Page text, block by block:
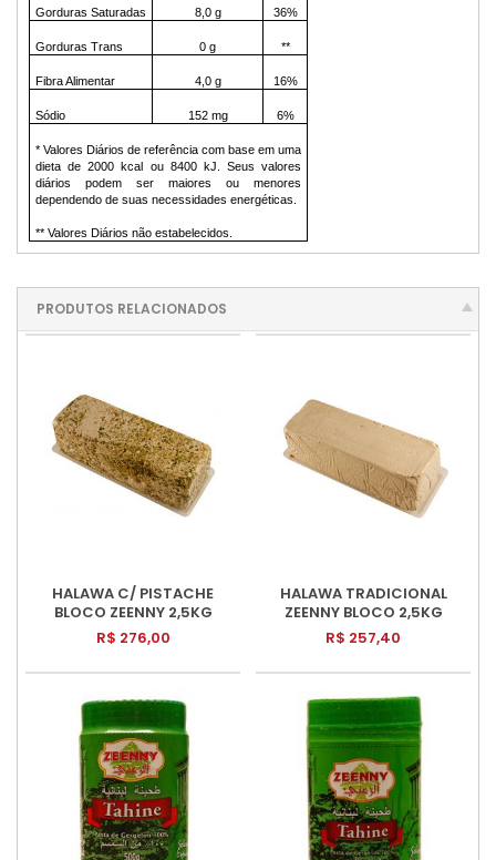
Gorduras Saturadas 8,0 g 36%
Gorduras Trans 0 g **
Fibra Alimentar 4,0 g 16%
Sódio 152 mg 6%
* Valores Diários de referência com base em uma
dieta de 2000 kcal ou 8400 kJ. Seus valores
diários podem ser maiores ou menores
dependendo de suas necessidades energéticas.
** Valores Diários não estabelecidos.
PRODUTOS RELACIONADOS
HALAWA C/ PISTACHE
BLOCO ZEENNY 2,5KG
R$ 276,00
HALAWA TRADICIONAL
ZEENNY BLOCO 2,5KG
R$ 257,40